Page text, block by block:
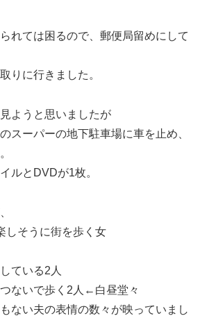
れては困るので、郵便局留めにして
りに行きました。
ようと思いましたが
スーパーの地下駐車場に車を止め、
ルとDVDが1枚。
しそうに街を歩く女
ている2人
ないで歩く2人←白昼堂々
ない夫の表情の数々が映っていまし